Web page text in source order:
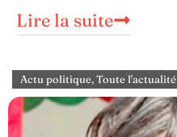
Lire la suite
Actu politique,Toute l'actualité